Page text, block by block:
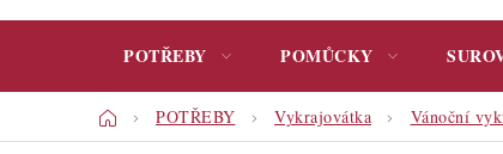
POTŘEBY POMŮCKY
DomůPOTŘEBY Vykrajovátka Vánoční